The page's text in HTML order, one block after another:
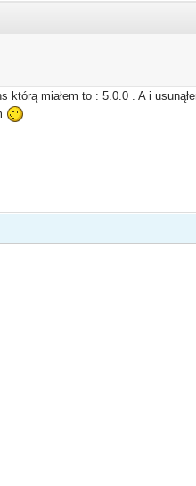
miałem to : 5.0.0 . A i